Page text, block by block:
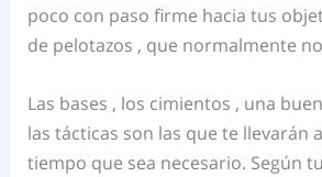
poco con paso firme hacia tus
de pelotazos , que normalmente
Las bases , los cimientos , una
las tácticas son las que te llevarán
tiempo que sea necesario. Según